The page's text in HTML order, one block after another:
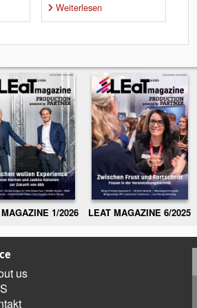
Weiterlesen
1/2026 LEAT MAGAZINE 6/2025
us